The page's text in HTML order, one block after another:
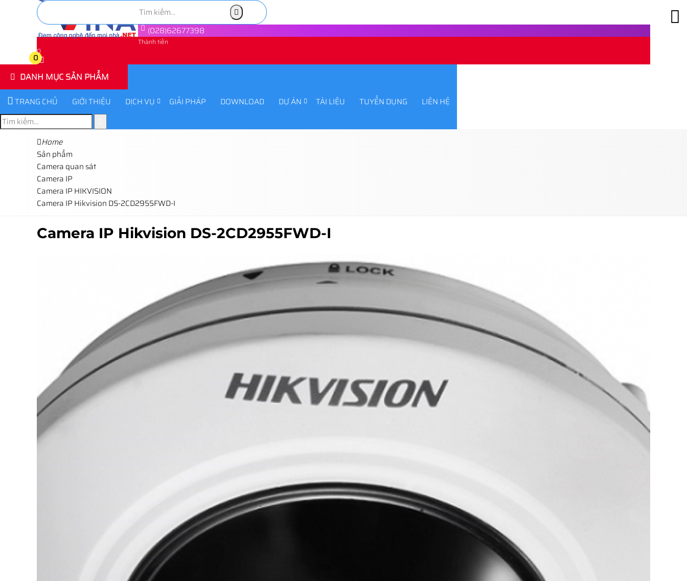
(028)62677398
Thành tiền
0
0
DANH MỤC SẢN PHẨM
TRANG CHỦ GIỚI THIỆU DỊCH VỤ GIẢI PHÁP DOWNLOAD DỰ ÁN TÀI LIỆU TUYỂN DỤNG LIÊN HỆ
Home
Sản phẩm
Camera quan sát
Camera IP
Camera IP HIKVISION
Camera IP Hikvision DS-2CD2955FWD-I
Camera IP Hikvision DS-2CD2955FWD-I